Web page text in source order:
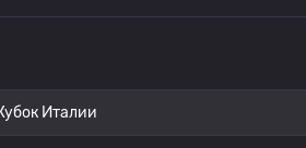
Италии